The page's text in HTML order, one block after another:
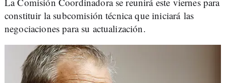
constituir la subcomisión técnica que iniciará las
negociaciones para su actualización.